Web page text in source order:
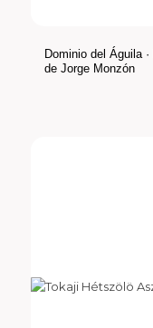
Dominio del Águila
de Jorge Monzón